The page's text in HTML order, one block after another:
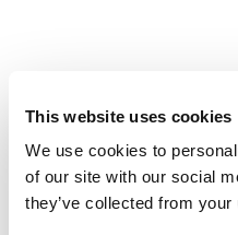
This website uses cookies
We use cookies to
of our site with our social
they’ve collected from